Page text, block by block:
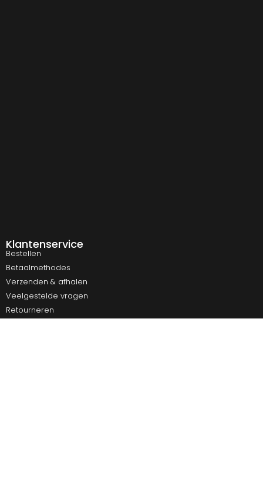
Klantenservice
Bestellen
Betaalmethodes
Verzenden & afhalen
Veelgestelde vragen
Retourneren